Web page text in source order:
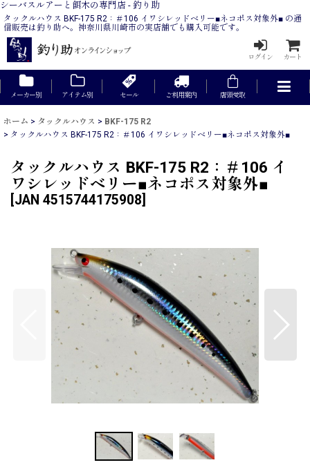
シーバスルアーと餌木の専門店 - 釣り助
タックルハウス BKF-175 R2：＃106 イワシレッドベリー■ネコポス対象外■ の通
信販売は釣り助へ。神奈川県川崎市の実店舗でも購入可能です。
ログイン カート
メーカー別 アイテム別 セール ご利用案内 店頭受取
ホーム > タックルハウス > BKF-175 R2
> タックルハウス BKF-175 R2：＃106 イワシレッドベリー■ネコポス対象外■
タックルハウス BKF-175 R2：＃106 イ
ワシレッドベリー■ネコポス対象外■
JAN 4515744175908